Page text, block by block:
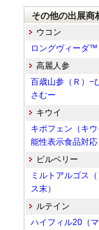
その他の出展商
ウコン
ロングヴィーダ™
高麗人参
百歳山参（Ｒ）−
さむー
キウイ
キポフェン（キ
能性表示食品対応
ビルベリー
ミルトアルゴス
ス末）
ルテイン
ハイフィル20（